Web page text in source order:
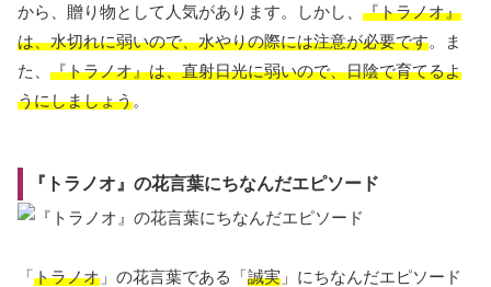
から、贈り物として人気があります。しかし、 『トラノオ』
は、水切れに弱いので、水やりの際には注意が必要です。ま
た、 『トラノオ』は、直射日光に弱いので、日陰で育てるよ
うにしましょう。
『トラノオ』の花言葉にちなんだエピソード
「トラノオ 」の花言葉である「誠実 」にちなんだエピソード